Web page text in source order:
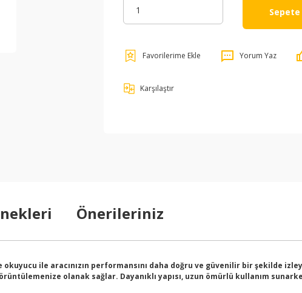
Sepete
Yorum Yaz
Karşılaştır
Önerileriniz
ile aracınızın performansını daha doğru ve güvenilir bir şekilde
olanak sağlar. Dayanıklı yapısı, uzun ömürlü kullanım